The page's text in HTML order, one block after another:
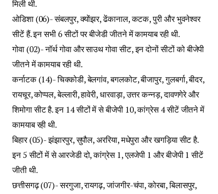
मिली थी.
ओडिशा (06)- संबलपुर, क्योंझर, ढेंकानाल, कटक, पुरी और भुवनेश्वर
सीटें हैं. इन सभी 6 सीटों पर बीजेडी जीतने में कामयाब रही थी.
गोवा (02)- नॉर्थ गोवा और साउथ गोवा सीट, इन दोनों सीटों को बीजेपी
जीतने में कामयाब रही थी.
कर्नाटक (14)- चिक्कोडी, बेलगांव, बगलकोट, बीजापुर, गुलबर्गा, बीदर,
रायचूर, कोप्पल, बेल्लारी, हावेरी, धारवाड़ा, उत्तर कन्नड़, दावणगेरे और
शिमोगा सीट है. इन 14 सीटों में से बीजेपी 10, कांग्रेस 4 सीटें जीतने में
कामयाब रही थी.
बिहार (05)- झंझारपुर, सुपौल, अररिया, मधेपुरा और खगड़िया सीट है.
इन 5 सीटों में से आरजेडी दो, कांग्रेस 1, एलजेपी 1 और बीजेपी 1 सीटें
जीती थी.
छत्तीसगढ़ (07)- सरगुजा, रायगढ़, जांजगीर-चंपा, कोरबा, बिलासपुर,